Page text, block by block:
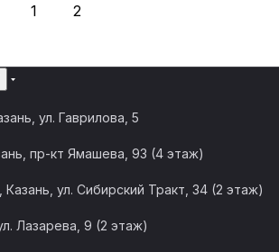
1 2
ул. Гаврилова, 5
пр-кт Ямашева, 93 (4 этаж)
, Казань, ул. Сибирский Тракт, 34 (2 этаж)
Лазарева, 9 (2 этаж)